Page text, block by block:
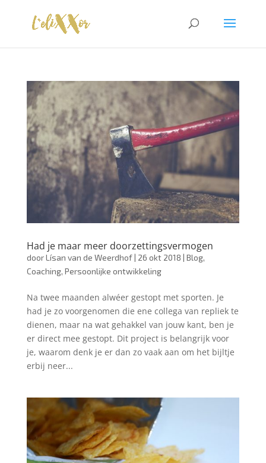
Had je maar meer doorzettingsvermogen
doorLísan van de Weerdhof| 26 okt 2018 | Blog,
Coaching, Persoonlijke ontwikkeling
Na twee maanden alwéer gestopt met sporten. Je
had je zo voorgenomen die ene collega van repliek te
dienen, maar na wat gehakkel van jouw kant, ben je
er direct mee gestopt. Dit project is belangrijk voor
je, waarom denk je er dan zo vaak aan om het bijltje
erbij neer...